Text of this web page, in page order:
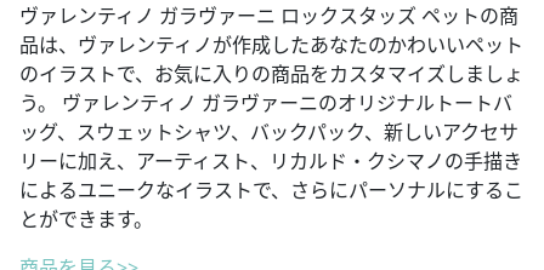
ヴァレンティノ ガラヴァーニ ロックスタッズ ペットの商
品は、ヴァレンティノが作成したあなたのかわいいペット
のイラストで、お気に入りの商品をカスタマイズしましょ
う。 ヴァレンティノ ガラヴァーニのオリジナルトートバ
ッグ、スウェットシャツ、バックパック、新しいアクセサ
リーに加え、アーティスト、リカルド・クシマノの手描き
によるユニークなイラストで、さらにパーソナルにするこ
とができます。